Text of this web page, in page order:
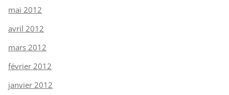
mai 2012
avril 2012
mars 2012
février 2012
janvier 2012